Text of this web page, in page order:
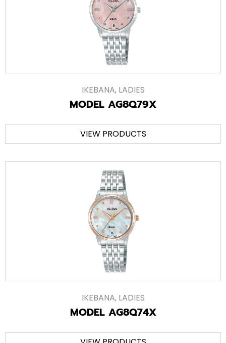
IKEBANA, LADIES
MODEL AG8Q79X
VIEW PRODUCTS
IKEBANA, LADIES
MODEL AG8Q74X